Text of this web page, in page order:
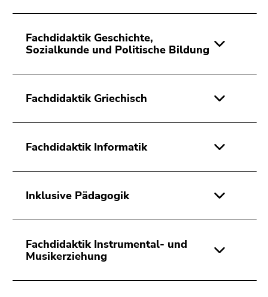
Fachdidaktik Geschichte,
Sozialkunde und Politische Bildung
Fachdidaktik Griechisch
Fachdidaktik Informatik
Inklusive Pädagogik
Fachdidaktik Instrumental- und
Musikerziehung